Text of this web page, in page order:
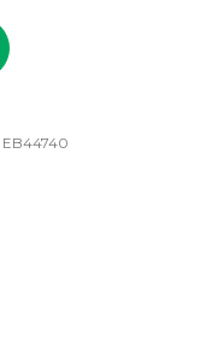
EB44740